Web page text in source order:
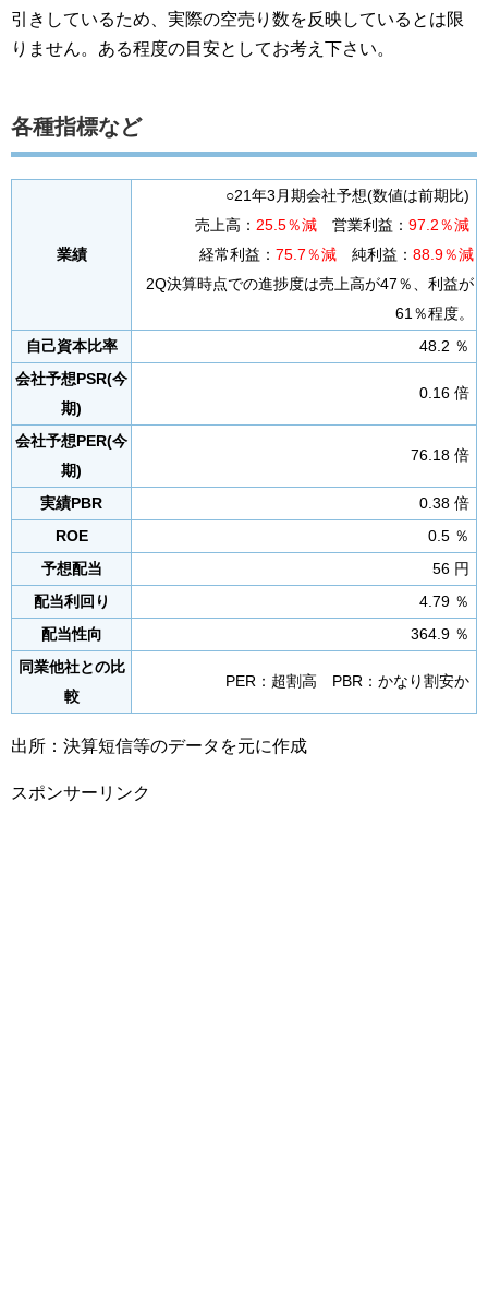
引きしているため、実際の空売り数を反映しているとは限
りません。ある程度の目安としてお考え下さい。
各種指標など
業績
○21年3月期会社予想(数値は前期比)
売上高： 25.5％減 営業利益： 97.2％減
経常利益： 75.7％減 純利益： 88.9％減
2Q決算時点での進捗度は売上高が47％、利益が
61％程度。
自己資本比率
48.2 ％
会社予想PSR(今
期)
0.16 倍
会社予想PER(今
期)
76.18 倍
実績PBR
0.38 倍
ROE
0.5 ％
予想配当
56 円
配当利回り
4.79 ％
配当性向
364.9 ％
同業他社との比
較
PER：超割高 PBR：かなり割安か
出所：決算短信等のデータを元に作成
スポンサーリンク